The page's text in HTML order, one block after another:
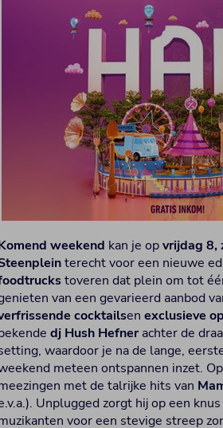
weekend kan je opvrijdag 8,
terecht voor een nieuwe
toveren dat plein om tot
van een gevarieerd aanbod
cocktailsenexclusieve
dj Hush Hefner achter de
waardoor je na de lange,
meteen ontspannen inzet.
met de talrijke hits van
Unplugged zorgt hij op een
voor een stevige streep